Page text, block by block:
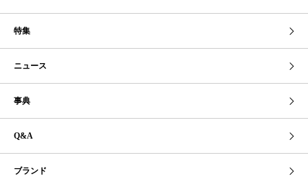
特集
ニュース
事典
Q&A
ブランド